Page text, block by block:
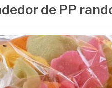
de PP